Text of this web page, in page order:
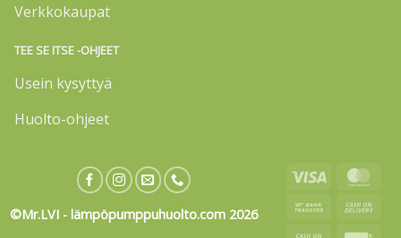
Verkkokaupat
TEE SE ITSE -OHJEET
Usein kysyttyä
Huolto-ohjeet
©Mr.LVI - lämpöpumppuhuolto.com 2026
Visa
Bank